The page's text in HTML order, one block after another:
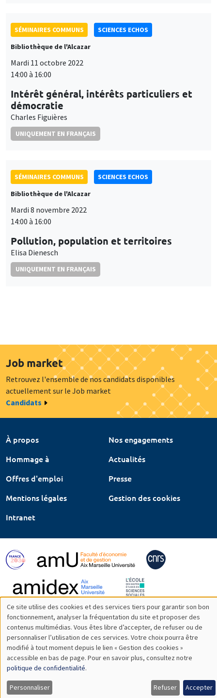
SÉMINAIRES COMMUNS
SCIENCES ECHOS
Bibliothèque de l'Alcazar
Mardi 11 octobre 2022
14:00 à 16:00
Intérêt général, intérêts particuliers et
démocratie
Charles Figuières
UNIQUEMENT EN FRANÇAIS
SÉMINAIRES COMMUNS
SCIENCES ECHOS
Bibliothèque de l'Alcazar
Mardi 8 novembre 2022
14:00 à 16:00
Pollution, population et territoires
Elisa Dienesch
UNIQUEMENT EN FRANÇAIS
Job market
Retrouvez l'ensemble de nos candidats disponibles
actuellement sur le Job market
Candidats
À propos
Nos engagements
Hommage à
Actualités
Offres d'emploi
Presse
Mentions légales
Gestion des cookies
Intranet
Utilisation
des
données
personnelles
et
Ce site utilise des cookies et des services tiers pour garantir son bon
fonctionnement, analyser la fréquentation du site et proposer des
contenus multimédias. Vous êtes libre d’accepter, de refuser ou de
personnaliser l’utilisation de ces services. Votre choix pourra être
modifié à tout moment depuis le lien « Gestion des cookies »
accessible en bas de page. Pour en savoir plus, consultez notre
politique de confidentialité.
Personnaliser Refuser Accepter